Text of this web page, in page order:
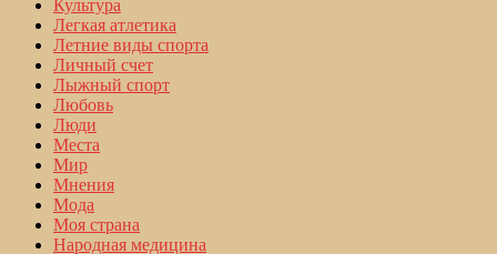
Культура
Легкая атлетика
Летние виды спорта
Личный счет
Лыжный спорт
Любовь
Люди
Места
Мир
Мнения
Мода
Моя страна
Народная медицина